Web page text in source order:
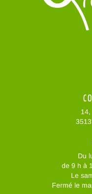
Du
de 9 h à
Le
Fermé le